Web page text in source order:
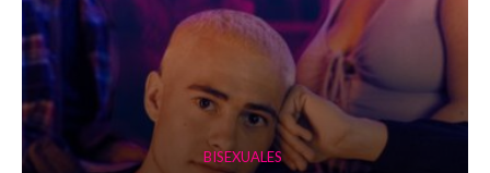
BISEXUALES